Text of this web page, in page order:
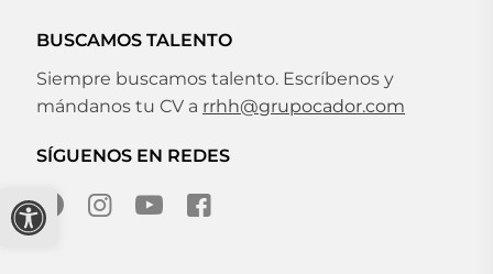
Abrir barra de herramientas
BUSCAMOS TALENTO
Siempre buscamos talento. Escríbenos y
mándanos tu CV a rrhh@grupocador.com
SÍGUENOS EN REDES